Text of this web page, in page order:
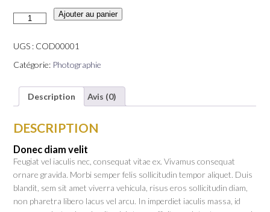
quantité
de
#1
Ajouter au panier
UGS : COD00001
Catégorie: Photographie
Description Avis (0)
DESCRIPTION
Donec diam velit
Feugiat vel iaculis nec, consequat vitae ex. Vivamus consequat
ornare gravida. Morbi semper felis sollicitudin tempor aliquet. Duis
blandit, sem sit amet viverra vehicula, risus eros sollicitudin diam,
non pharetra libero lacus vel arcu. In imperdiet iaculis massa, id